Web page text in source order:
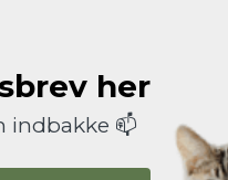
her
indbakke 📫